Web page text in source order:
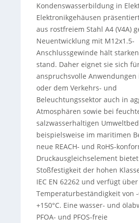
Kondenswasserbildung in
Elektronikgehäusen
aus rostfreiem Stahl A4 (V4A)
Neuentwicklung mit M12x1.5-
Anschlussgewinde hält
stand. Daher eignet sie sich
anspruchsvolle
oder dem Verkehrs- und
Beleuchtungssektor auch in
Atmosphären sowie bei
salzwasserhaltigen
beispielsweise im maritimen
neue REACH- und RoHS-
Druckausgleichselement
Stoßfestigkeit der hohen
IEC EN 62262 und verfügt
Temperaturbeständigkeit von -
+150°C. Eine wasser- und
PFOA- und PFOS-freie